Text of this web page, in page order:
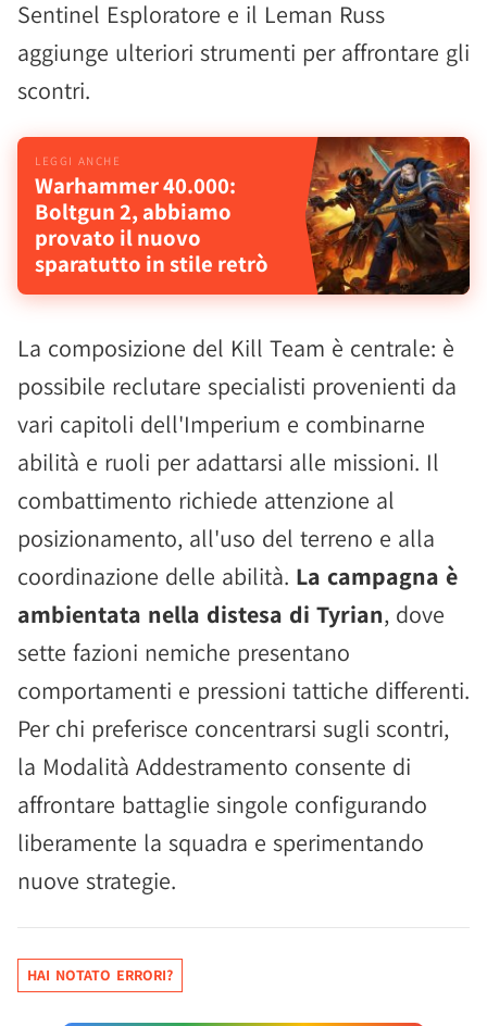
Sentinel Esploratore e il Leman Russ
aggiunge ulteriori strumenti per affrontare gli
scontri.
Warhammer 40.000:
Boltgun 2, abbiamo
provato il nuovo
sparatutto in stile retrò
La composizione del Kill Team è centrale: è
possibile reclutare specialisti provenienti da
vari capitoli dell'Imperium e combinarne
abilità e ruoli per adattarsi alle missioni. Il
combattimento richiede attenzione al
posizionamento, all'uso del terreno e alla
coordinazione delle abilità. La campagna è
ambientata nella distesa di Tyrian, dove
sette fazioni nemiche presentano
comportamenti e pressioni tattiche differenti.
Per chi preferisce concentrarsi sugli scontri,
la Modalità Addestramento consente di
affrontare battaglie singole configurando
liberamente la squadra e sperimentando
nuove strategie.
HAI NOTATO ERRORI?